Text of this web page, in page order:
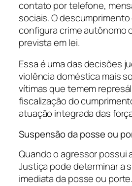
contato por telefone,
sociais. O
configura crime autônomo
prevista em lei.
Essa é uma das decisões
violência doméstica mais
vítimas que temem
fiscalização do
atuação integrada das
Suspensão da posse ou
Quando o agressor possui
Justiça pode determinar a
imediata da posse ou porte.